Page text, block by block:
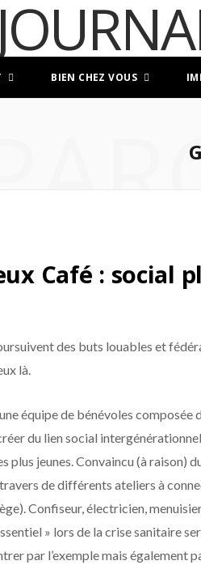
BIEN CHEZ VOUS
Café : social
des buts louables et
là.
équipe de bénévoles composée
du lien social
plus jeunes. Convaincu (à raison)
de différents ateliers à
Confiseur, électricien,
» lors de la crise sanitaire
par l’exemple mais également